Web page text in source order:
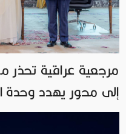
مرجعية عراقية تحذر
إلى محور يهدد وحدة